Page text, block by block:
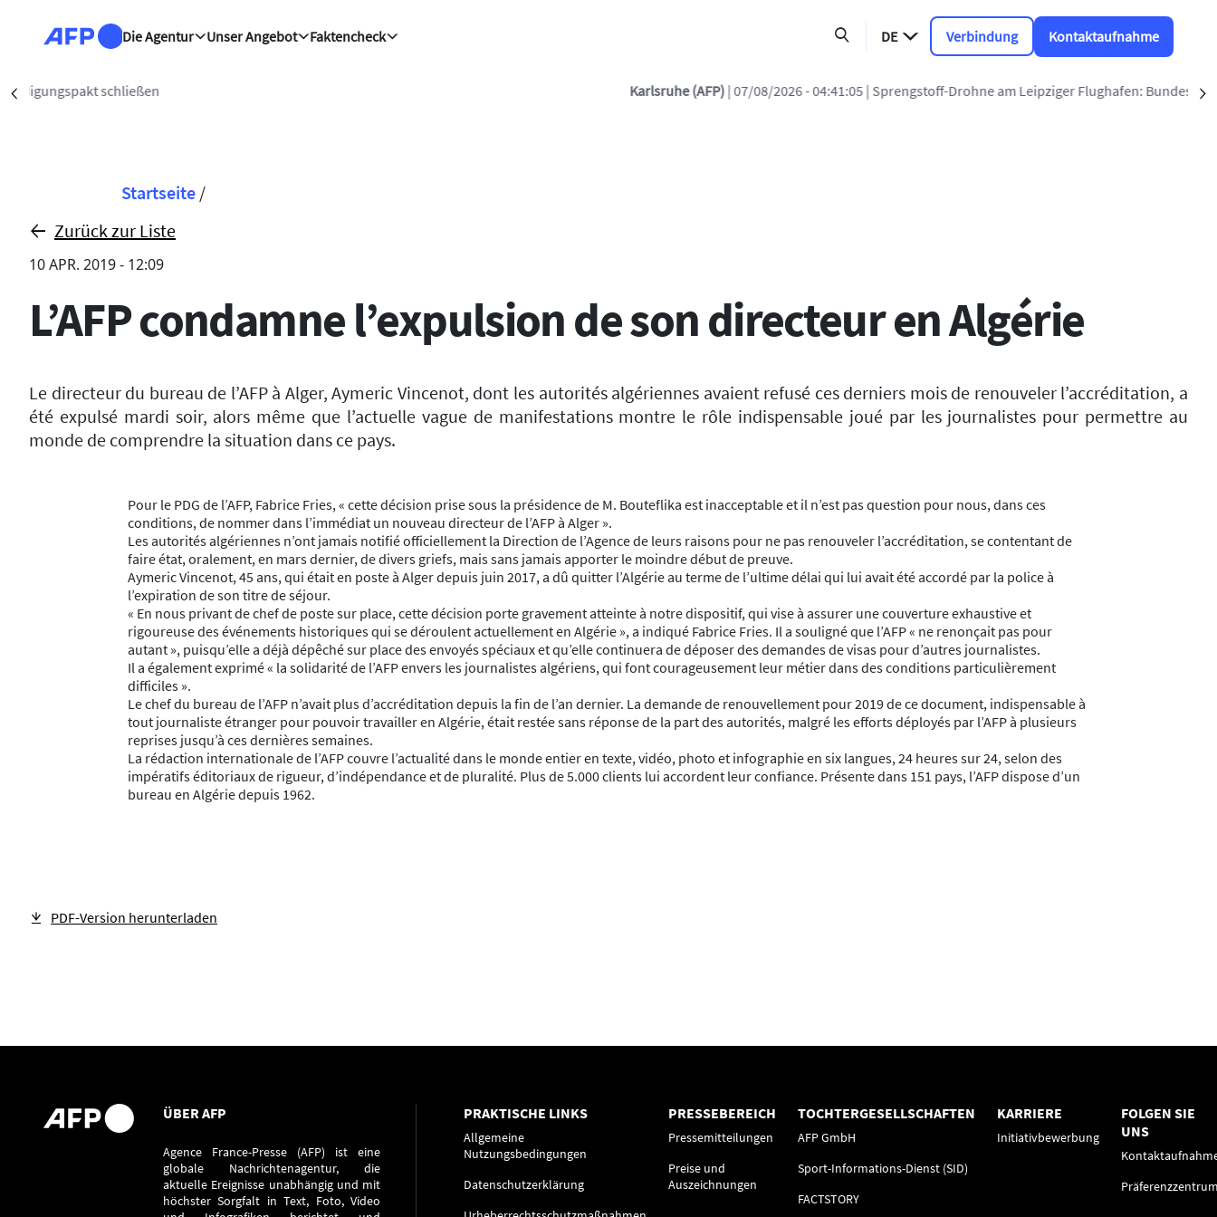
Die Agentur
Unser Angebot Faktencheck DE Verbindung Kontaktaufnahme
Précédent | Sprengstoff-Drohne am Leipziger Flughafen: Bundesanwaltschaft übernimmt Ermittlungen
Pfadnavigation
Startseite /
Zurück zur Liste
10 APR. 2019 - 12:09
L’AFP condamne l’expulsion de son directeur en Algérie
Le directeur du bureau de l’AFP à Alger, Aymeric Vincenot, dont les autorités algériennes avaient refusé ces derniers mois de renouveler l’accréditation, a
été expulsé mardi soir, alors même que l’actuelle vague de manifestations montre le rôle indispensable joué par les journalistes pour permettre au
monde de comprendre la situation dans ce pays.
Pour le PDG de l’AFP, Fabrice Fries, « cette décision prise sous la présidence de M. Bouteflika est inacceptable et il n’est pas question pour nous, dans ces
conditions, de nommer dans l’immédiat un nouveau directeur de l’AFP à Alger ».
Les autorités algériennes n’ont jamais notifié officiellement la Direction de l’Agence de leurs raisons pour ne pas renouveler l’accréditation, se contentant de
faire état, oralement, en mars dernier, de divers griefs, mais sans jamais apporter le moindre début de preuve.
Aymeric Vincenot, 45 ans, qui était en poste à Alger depuis juin 2017, a dû quitter l’Algérie au terme de l’ultime délai qui lui avait été accordé par la police à
l’expiration de son titre de séjour.
« En nous privant de chef de poste sur place, cette décision porte gravement atteinte à notre dispositif, qui vise à assurer une couverture exhaustive et
rigoureuse des événements historiques qui se déroulent actuellement en Algérie », a indiqué Fabrice Fries. Il a souligné que l’AFP « ne renonçait pas pour
autant », puisqu’elle a déjà dépêché sur place des envoyés spéciaux et qu’elle continuera de déposer des demandes de visas pour d’autres journalistes.
Il a également exprimé « la solidarité de l’AFP envers les journalistes algériens, qui font courageusement leur métier dans des conditions particulièrement
difficiles ».
Le chef du bureau de l’AFP n’avait plus d’accréditation depuis la fin de l’an dernier. La demande de renouvellement pour 2019 de ce document, indispensable à
tout journaliste étranger pour pouvoir travailler en Algérie, était restée sans réponse de la part des autorités, malgré les efforts déployés par l’AFP à plusieurs
reprises jusqu’à ces dernières semaines.
La rédaction internationale de l’AFP couvre l’actualité dans le monde entier en texte, vidéo, photo et infographie en six langues, 24 heures sur 24, selon des
impératifs éditoriaux de rigueur, d’indépendance et de pluralité. Plus de 5.000 clients lui accordent leur confiance. Présente dans 151 pays, l’AFP dispose d’un
bureau en Algérie depuis 1962.
PDF-Version herunterladen
ÜBER AFP
Agence France-Presse (AFP) ist eine
globale Nachrichtenagentur, die
aktuelle Ereignisse unabhängig und mit
höchster Sorgfalt in Text, Foto, Video
PRAKTISCHE LINKS
Allgemeine
Nutzungsbedingungen
Datenschutzerklärung
PRESSEBEREICH
Pressemitteilungen
Preise und
Auszeichnungen
TOCHTERGESELLSCHAFTEN
AFP GmbH
Sport-Informations-Dienst (SID)
FACTSTORY
KARRIERE
Initiativbewerbung
FOLGEN SIE
UNS